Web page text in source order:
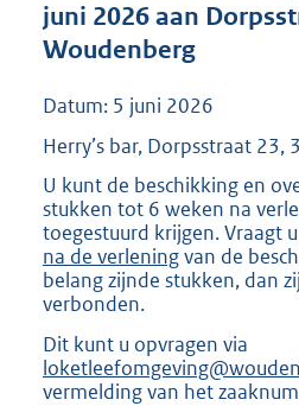
juni 2026 aan
Woudenberg
Datum: 5 juni 2026
Herry’s bar, Dorpsstraat 23,
U kunt de beschikking en
stukken tot 6 weken na
toegestuurd krijgen. Vraagt
na de verleningvan de
belang zijnde stukken, dan
verbonden.
Dit kunt u opvragen via
vermelding van het